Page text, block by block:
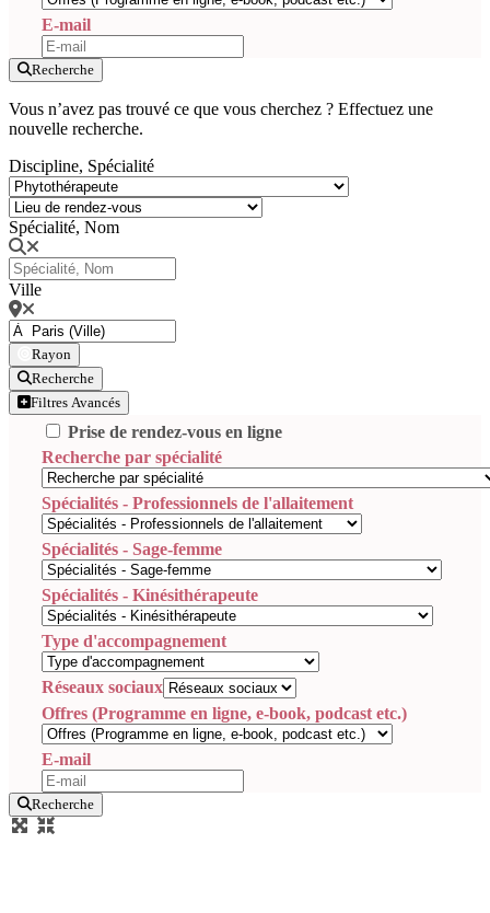
E-mail
Recherche
Vous n’avez pas trouvé ce que vous cherchez ? Effectuez une
nouvelle recherche.
Discipline, Spécialité
Spécialité, Nom
Ville
Rayon
Recherche
Filtres Avancés
Prise de rendez-vous en ligne
Recherche par spécialité
Spécialités - Professionnels de l'allaitement
Spécialités - Sage-femme
Spécialités - Kinésithérapeute
Type d'accompagnement
Réseaux sociaux
Offres (Programme en ligne, e-book, podcast etc.)
E-mail
Recherche